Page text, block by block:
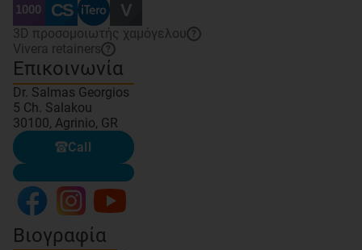
3D προσομοιωτής χαμόγελου ?
Vivera retainers ?
Επικοινωνία
Dr. Salmas Georgios
5 Ch. Salakou
30100, Agrinio, GR
Call
Βιογραφία